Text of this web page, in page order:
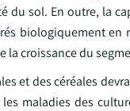
du sol. En outre, la
biologiquement
la croissance du
et des céréales
maladies des